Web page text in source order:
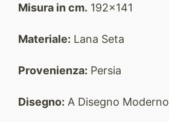
Misura in cm. 192x141
Materiale: Lana Seta
Provenienza: Persia
Disegno: A Disegno Moderno